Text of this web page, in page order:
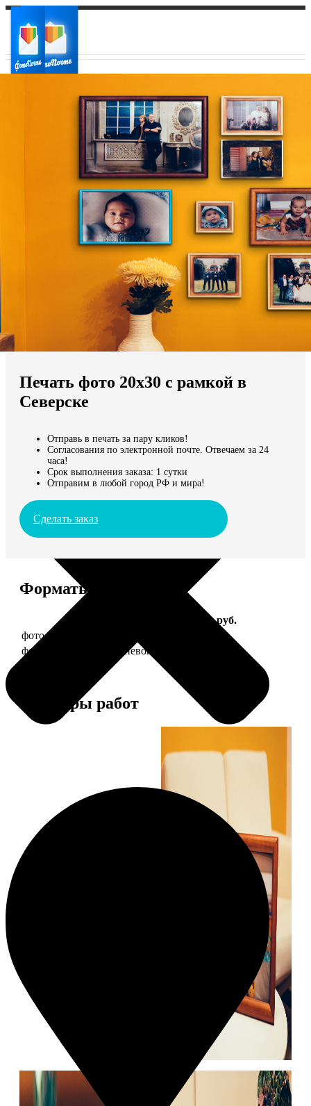
Ваш регион доставки
Выберите из списка:
Мы доставляем по всему миру
Продолжить без города
Печать фото 20х30 с рамкой в
Северске
Отправь в печать за пару кликов!
Согласования по электронной почте. Отвечаем за 24
часа!
Срок выполнения заказа: 1 сутки
Отправим в любой город РФ и мира!
Сделать заказ
Форматы и цены
Цена, руб.
фото 20х30 в деревянной рамке
фото 20х30 в алюминиевой рамке
Примеры работ